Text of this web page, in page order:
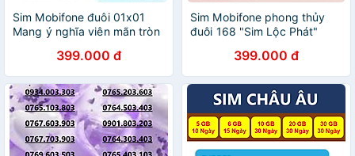
Sim Mobifone đuôi 01x01
Mang ý nghĩa viên mãn tròn
KÍCH HOẠT, PHẢI ĐĂNG KÝ
CHÍNH CHỦ).- HÀNG CHÍNH
CHỦ
399.000 đ
Sim Mobifone phong thủy
đuôi 168 "Sim Lộc Phát"
chóng (CHƯA KÍCH HOẠT,
PHẢI ĐĂNG KÝ CHÍNH CHỦ
)-HÀNG CHÍNH HÃNG
399.000 đ